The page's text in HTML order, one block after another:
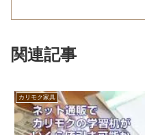
関連記事
カリモク家具